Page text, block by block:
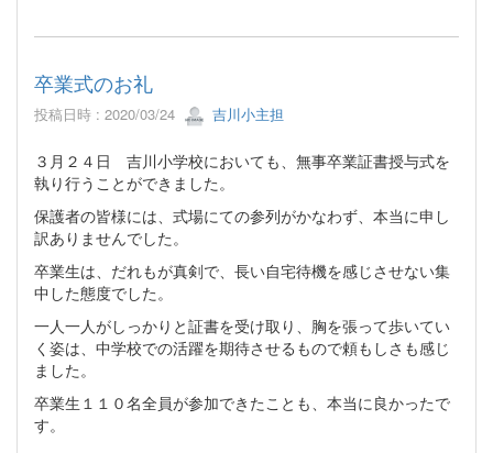
卒業式のお礼
投稿日時 : 2020/03/24 吉川小主担
３月２４日 吉川小学校においても、無事卒業証書授与式を
執り行うことができました。
保護者の皆様には、式場にての参列がかなわず、本当に申し
訳ありませんでした。
卒業生は、だれもが真剣で、長い自宅待機を感じさせない集
中した態度でした。
一人一人がしっかりと証書を受け取り、胸を張って歩いてい
く姿は、中学校での活躍を期待させるもので頼もしさも感じ
ました。
卒業生１１０名全員が参加できたことも、本当に良かったで
す。